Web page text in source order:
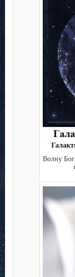
Волну